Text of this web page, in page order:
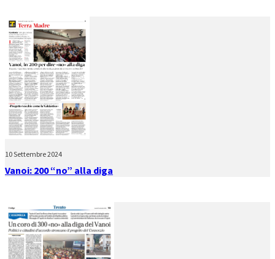
10 Settembre 2024
Vanoi: 200 “no” alla diga